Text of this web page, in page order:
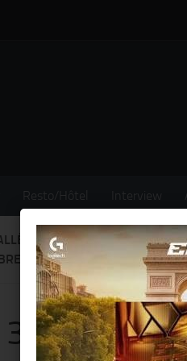
Resto/Hôtel Interview
PRÉSENTENT « 3
2014 !
3 Vallées